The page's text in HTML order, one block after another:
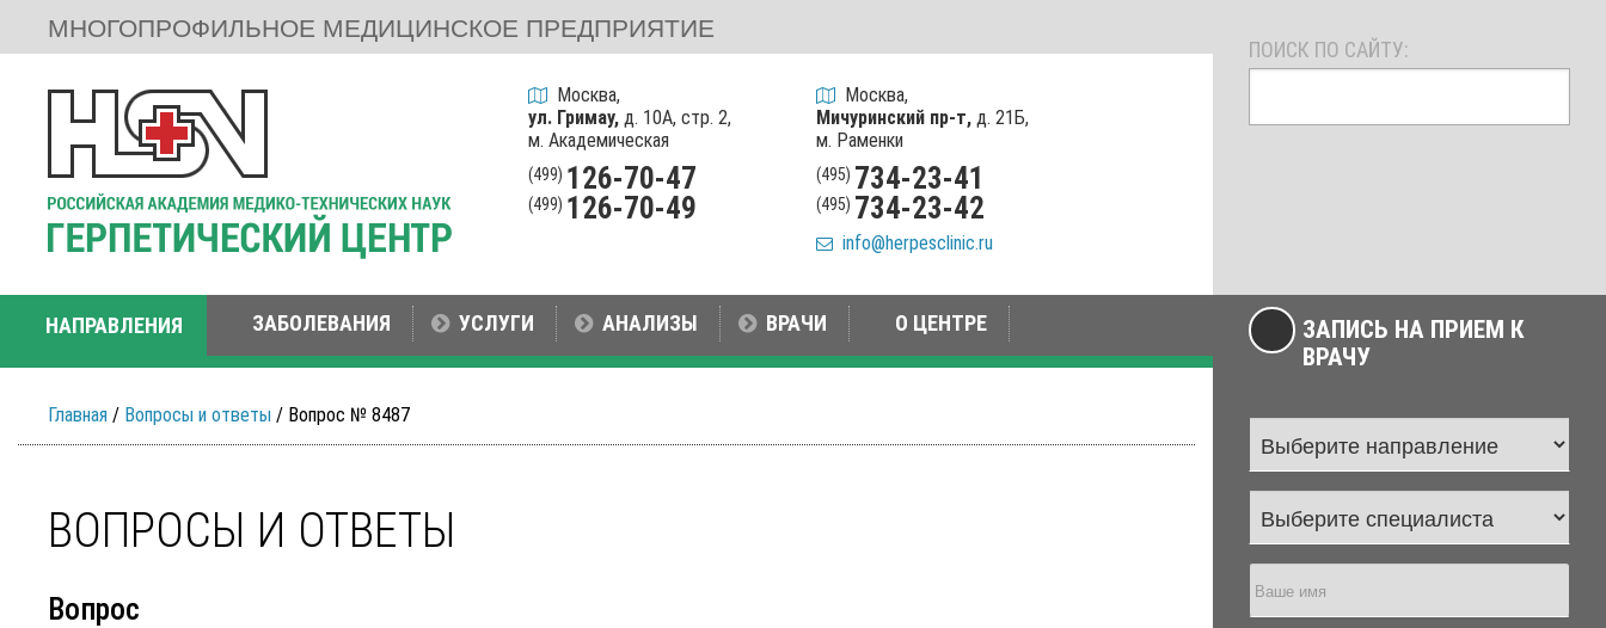
МНОГОПРОФИЛЬНОЕ МЕДИЦИНСКОЕ ПРЕДПРИЯТИЕ
Москва,
ул. Гримау,д. 10А, стр. 2,
м. Академическая
(499) 126-70-47
(499) 126-70-49
Москва,
Мичуринский пр-т, д. 21Б,
м. Раменки
(495) 734-23-41
(495) 734-23-42
info@herpesclinic.ru
ПОИСК ПО САЙТУ:
НАПРАВЛЕНИЯ ЗАБОЛЕВАНИЯ УСЛУГИ АНАЛИЗЫ ВРАЧИ О ЦЕНТРЕ
Главная / Вопросы и ответы / Вопрос № 8487
ВОПРОСЫ И ОТВЕТЫ
Вопрос
ЗАПИСЬ НА ПРИЕМ К
ВРАЧУ